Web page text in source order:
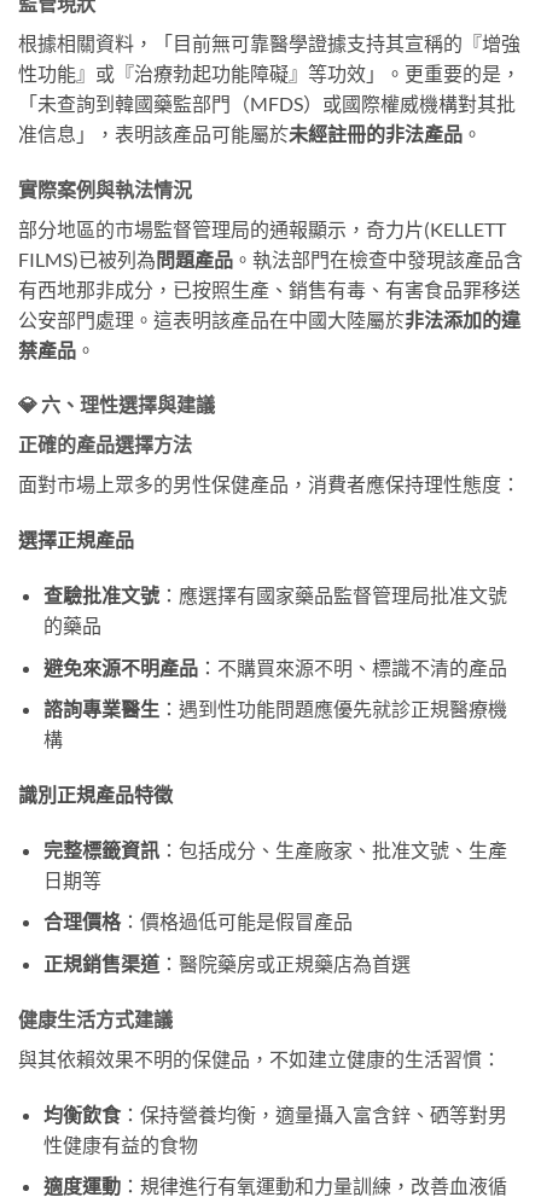
根據相關資料，「目前無可靠醫學證據支持其宣稱的『增強
性功能』或『治療勃起功能障礙』等功效」。更重要的是，
「未查詢到韓國藥監部門（MFDS）或國際權威機構對其批
准信息」，表明該產品可能屬於未經註冊的非法產品 。
實際案例與執法情況
部分地區的市場監督管理局的通報顯示，奇力片(KELLETT
FILMS)已被列為問題產品 。執法部門在檢查中發現該產品含
有西地那非成分，已按照生產、銷售有毒、有害食品罪移送
公安部門處理。這表明該產品在中國大陸屬於非法添加的違
禁產品 。
💎 六、理性選擇與建議
正確的產品選擇方法
面對市場上眾多的男性保健產品，消費者應保持理性態度：
選擇正規產品
查驗批准文號：應選擇有國家藥品監督管理局批准文號
的藥品
避免來源不明產品：不購買來源不明、標識不清的產品
諮詢專業醫生 ：遇到性功能問題應優先就診正規醫療機
構
識別正規產品特徵
完整標籤資訊：包括成分、生產廠家、批准文號、生產
日期等
合理價格：價格過低可能是假冒產品
正規銷售渠道：醫院藥房或正規藥店為首選
健康生活方式建議
與其依賴效果不明的保健品，不如建立健康的生活習慣：
均衡飲食：保持營養均衡，適量攝入富含鋅、硒等對男
性健康有益的食物
適度運動：規律進行有氧運動和力量訓練，改善血液循